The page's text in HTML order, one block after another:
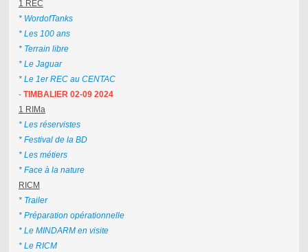
1 REC
* WordofTanks
* Les 100 ans
* Terrain libre
* Le Jaguar
* Le 1er REC au CENTAC
- TIMBALIER 02-09 2024
1 RIMa
* Les réservistes
* Festival de la BD
* Les métiers
* Face à la nature
RICM
* Trailer
* Préparation opérationnelle
* Le MINDARM en visite
* Le RICM